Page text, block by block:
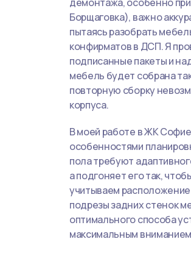
Борщаговка), важно
пытаясь разобрать
конфирматов в ДСП. Я
подписанные пакеты и
мебель будет собрана
повторную сборку
корпуса.
В моей работе в ЖК
особенностями
пола требуют
а подгоняет его так,
учитываем
подрезы задних стенок
оптимального способа
максимальным